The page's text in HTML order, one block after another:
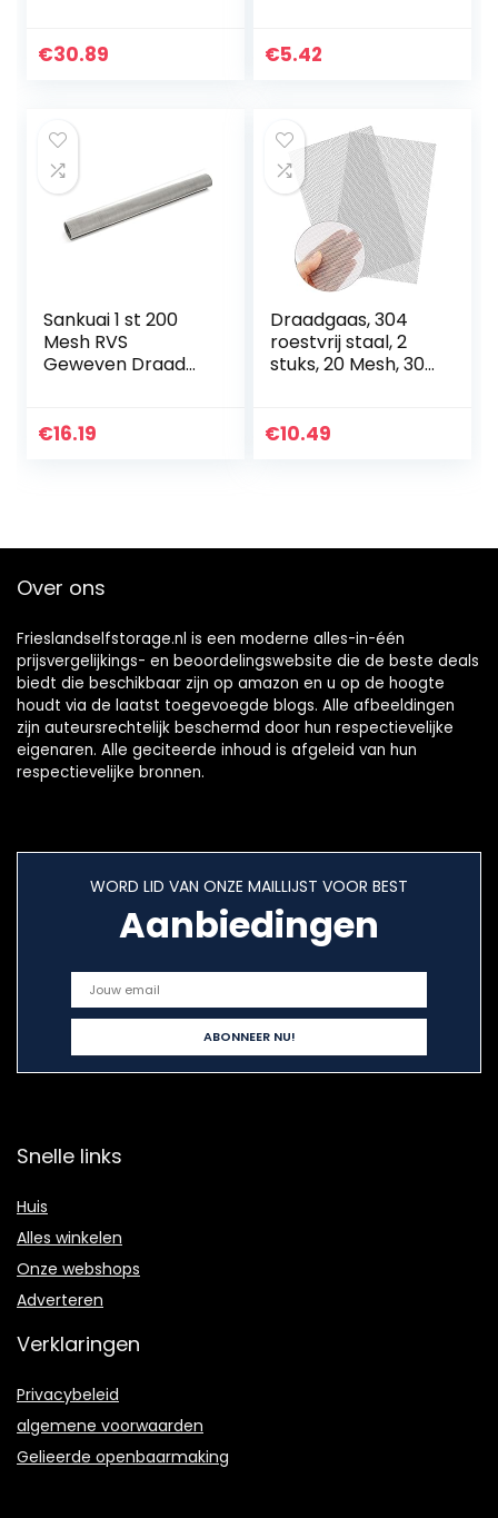
Draad Knotting
€30.89 €5.42
Sankuai 1 st 200
Mesh RVS
Geweven Draad
Fijn Filter 30 * 60
€16.19
Draadgaas, 304
roestvrij staal, 2
stuks, 20 Mesh, 300
knaagdier-,
€10.49
Over ons
Frieslandselfstorage.nl is een moderne alles-in-één
prijsvergelijkings- en beoordelingswebsite die de beste deals
biedt die beschikbaar zijn op amazon en u op de hoogte
houdt via de laatst toegevoegde blogs. Alle afbeeldingen
zijn auteursrechtelijk beschermd door hun respectievelijke
eigenaren. Alle geciteerde inhoud is afgeleid van hun
respectievelijke bronnen.
WORD LID VAN ONZE MAILLIJST VOOR BEST
Aanbiedingen
Snelle links
Huis
Alles winkelen
Onze webshops
Adverteren
Verklaringen
Privacybeleid
algemene voorwaarden
Gelieerde openbaarmaking